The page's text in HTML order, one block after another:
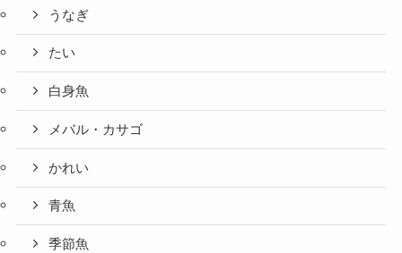
うなぎ
たい
白身魚
メバル・カサゴ
かれい
青魚
季節魚